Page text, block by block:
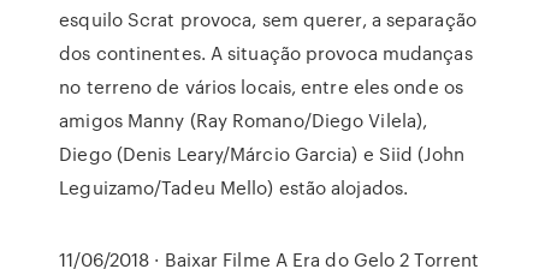
esquilo Scrat provoca, sem querer, a separação
dos continentes. A situação provoca mudanças
no terreno de vários locais, entre eles onde os
amigos Manny (Ray Romano/Diego Vilela),
Diego (Denis Leary/Márcio Garcia) e Siid (John
Leguizamo/Tadeu Mello) estão alojados.
11/06/2018 · Baixar Filme A Era do Gelo 2 Torrent